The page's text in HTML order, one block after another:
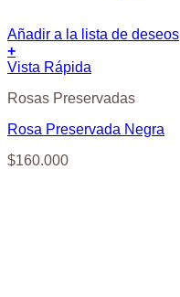
Añadir a la lista de deseos
+
Vista Rápida
Rosas Preservadas
Rosa Preservada Negra
$160.000